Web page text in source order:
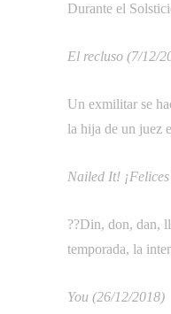
Durante el
El recluso (7/12/
Un exmilitar se
la hija de un juez
Nailed It!
??Din, don, dan,
temporada, la
You (26/12/2018)